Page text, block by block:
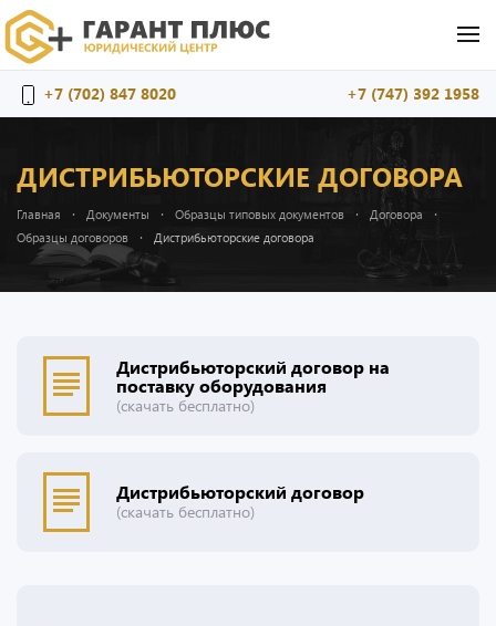
+7 (702) 847 8020 +7 (747) 392 1958
ДИСТРИБЬЮТОРСКИЕ ДОГОВОРА
Главная Документы Образцы типовых документов
Договора
Образцы договоров
Дистрибьюторские договора
Дистрибьюторский договор на
поставку оборудования
(скачать бесплатно)
Дистрибьюторский договор
(скачать бесплатно)